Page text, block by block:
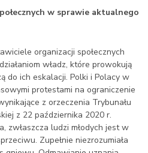
w sprawie aktualnego
organizacji społecznych
władz, które prowokują
do ich eskalacji. Polki i Polacy w
protestami na ograniczenie
z orzeczenia Trybunału
z 22 października 2020 r.
zwłaszcza ludzi młodych jest w
Zupełnie niezrozumiała